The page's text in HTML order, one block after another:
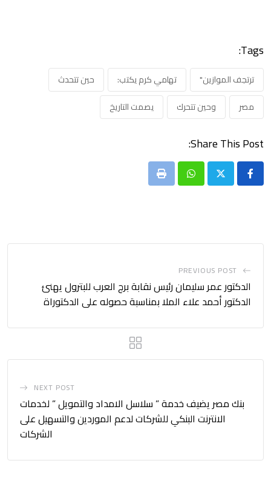
Tags:
ترتجف الموازين" تهامي كرم يكتب:
حين تتحدث
مصر
وحين تتحرك يصمت التاريخ
Share This Post:
Whatsapp
Print
PREVIOUS POST
الدكتور عمر سليمان رئيس نقابة برج العرب للبترول يهنئ
الدكتور أحمد علاء الملا بمناسبة حصوله على الدكتوراة
NEXT POST
بنك مصر يضيف خدمة ” سلاسل الامداد والتمويل ” لخدمات
الانترنت البنكي للشركات لدعم الموردين والتسهيل على
الشركات